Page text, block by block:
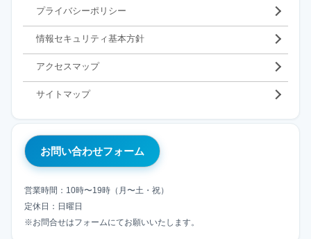
プライバシーポリシー
情報セキュリティ基本方針
アクセスマップ
サイトマップ
お問い合わせフォーム
営業時間：10時〜19時（月〜土・祝）
定休日：日曜日
※お問合せはフォームにてお願いいたします。